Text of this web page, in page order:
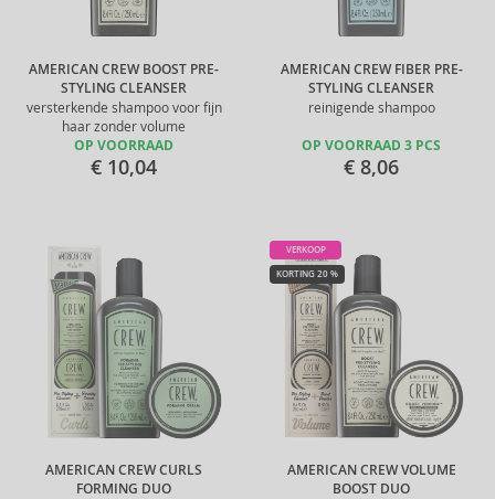
AMERICAN CREW BOOST PRE-
STYLING CLEANSER
versterkende shampoo voor fijn
haar zonder volume
OP VOORRAAD
€ 10,04
AMERICAN CREW FIBER PRE-
STYLING CLEANSER
reinigende shampoo
OP VOORRAAD 3 PCS
€ 8,06
AMERICAN CREW CURLS
FORMING DUO
AMERICAN CREW VOLUME
BOOST DUO
VERKOOP
KORTING 20 %